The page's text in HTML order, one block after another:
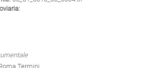
Termini